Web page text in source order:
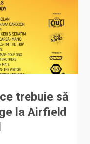
trebuie să
la Airfield